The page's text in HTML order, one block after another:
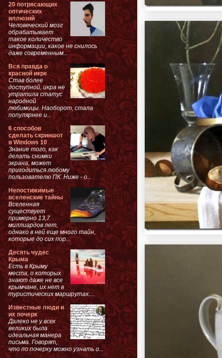
20 потрясающих
оптических
иллюзий
Человеческий мозг
обрабатывает
такое количество
информации, какое не снилось
даже современным...
Вся правда о
красной икре
Став более
доступной, икра не
утратила статус
народной
любимицы. Наоборот, стала
популярнее и...
6 способов
сделать скриншот
в Windows 10
Знание того, как
делать снимки
экрана, может
пригодиться любому
пользователю ПК. Ниже - о...
Непостижимые
вселенские тайны
Вселенная
существует
примерно 13,7
миллиардов лет,
однако в ней еще много тайн,
которые до сих пор...
Десять чудес
Крыма
Есть в Крыму
места, о которых
знают даже не все
крымчане, их нет в
туристических маршрутах....
Известные люди и
их почерк
Далеко не у всех
великих была
идеальная манера
письма. Говорят,
что по почерку можно узнать о...